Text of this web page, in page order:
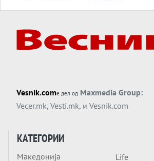
Вечер тема
ДЛАБОКО УДОЛУ:
Вечер тема
АТОМСКО ДОМИНО
ИСТОК
Обвинувањето кон
Vesnik.comе дел од Maxmedia Group:
Vecer.mk, Vesti.mk, и Vesnik.com
КАТЕГОРИИ
Македонија
Life